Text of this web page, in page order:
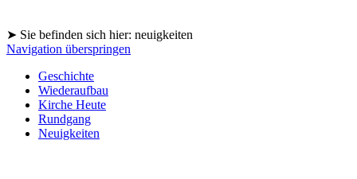
➤ Sie befinden sich hier: neuigkeiten
Navigation überspringen
Geschichte
Wiederaufbau
Kirche Heute
Rundgang
Neuigkeiten